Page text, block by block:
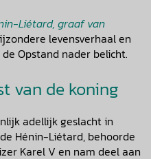
Liétard, graaf van
levensverhaal en
Opstand nader belicht.
van de koning
adellijk geslacht in
Hénin-Liétard, behoorde
Karel V en nam deel aan